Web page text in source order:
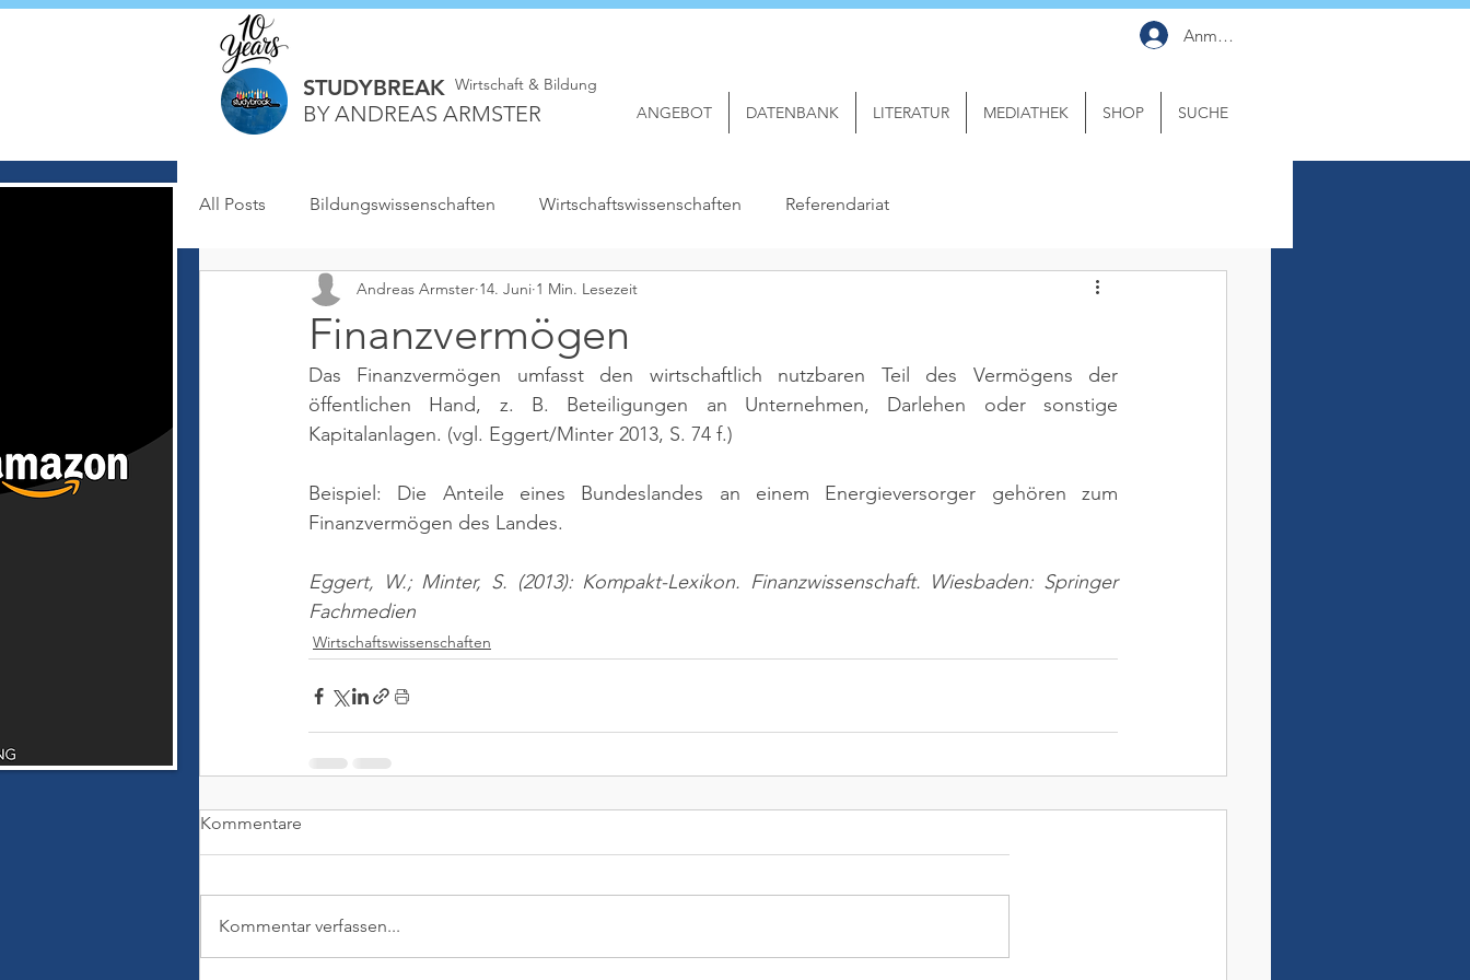
STUDYBREAK
BY ANDREAS ARMSTER
Wirtschaft & Bildung
Anmelden
ANGEBOT DATENBANK LITERATUR MEDIATHEK SHOP SUCHE
All Posts Bildungswissenschaften Wirtschaftswissenschaften Referendariat
Finanzvermögen
Andreas Armster 14. Juni 1 Min. Lesezeit
Das Finanzvermögen umfasst den wirtschaftlich nutzbaren Teil des Vermögens der
öffentlichen Hand, z. B. Beteiligungen an Unternehmen, Darlehen oder sonstige
Kapitalanlagen. (vgl. Eggert/Minter 2013, S. 74 f.)
Beispiel: Die Anteile eines Bundeslandes an einem Energieversorger gehören zum
Finanzvermögen des Landes.
Eggert, W.; Minter, S. (2013): Kompakt-Lexikon. Finanzwissenschaft. Wiesbaden: Springer
Fachmedien
Wirtschaftswissenschaften
Kommentare
Kommentar verfassen...